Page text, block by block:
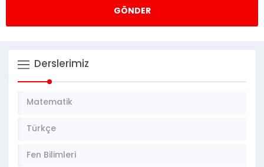
Derslerimiz
Matematik
Türkçe
Fen Bilimleri